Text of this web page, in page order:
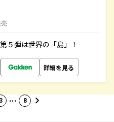
５弾は世界の「島」！
詳細を見る
3 … 8